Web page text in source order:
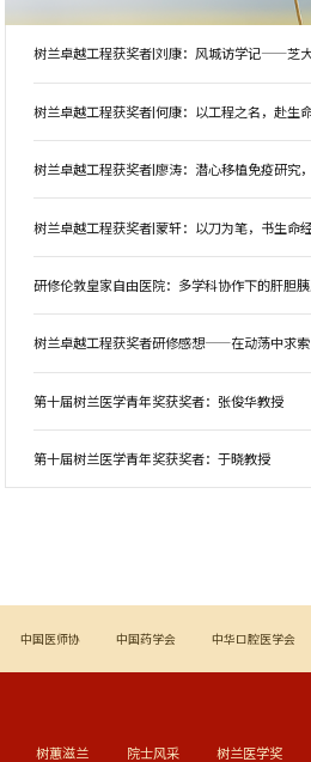
树兰卓越工程获奖者研修感想——在动荡中求索
第十届树兰医学青年奖获奖者：张俊华教授
第十届树兰医学青年奖获奖者：于晓教授
中国医师协 中国药学会 中华口腔医学会
树蕙滋兰 院士风采 树兰医学奖